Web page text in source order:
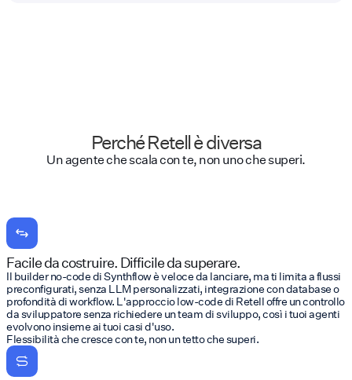
Perché Retell è diversa
Un agente che scala con te, non uno che superi.
Facile da costruire. Difficile da superare.
Il builder no-code di Synthflow è veloce da lanciare, ma ti limita a flussi
preconfigurati, senza LLM personalizzati, integrazione con database o
profondità di workflow. L'approccio low-code di Retell offre un controllo
da sviluppatore senza richiedere un team di sviluppo, così i tuoi agenti
evolvono insieme ai tuoi casi d'uso.
Flessibilità che cresce con te, non un tetto che superi.